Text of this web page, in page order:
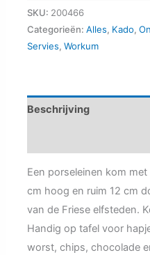
porselein
aantal
SKU: 200466
Categorieën: Alles, Kado,
Servies, Workum
Beschrijving
Een porseleinen kom
cm hoog en ruim 12 cm
van de Friese elfsteden.
Handig op tafel voor
worst, chips, chocolade